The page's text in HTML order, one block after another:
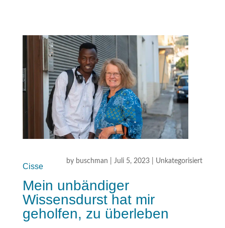
Cisse
by buschman |Juli 5, 2023 Unkategorisiert
Mein unbändiger
Wissensdurst hat mir
geholfen, zu überleben